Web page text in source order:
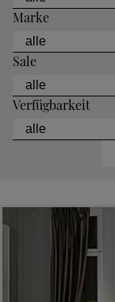
Marke
Sale
Verfügbarkeit